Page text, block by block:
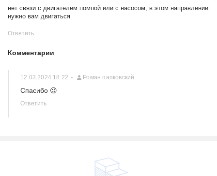
нет связи с двигателем помпой или с насосом, в этом направлении
нужно вам двигаться
Ответить
Комментарии
12.03.2024 18:22 Роман папковский
Спасибо 😉
Ответить